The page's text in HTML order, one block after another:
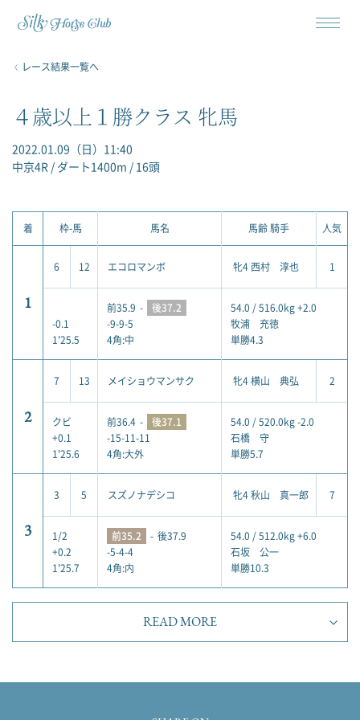
レース結果一覧へ
４歳以上１勝クラス 牝馬
2022.01.09（日）11:40
中京4R / ダート1400m / 16頭
着 枠-馬 馬名 馬齢 騎手 人気
1
6 12 エコロマンボ 牝4 西村 淳也 1
-0.1
1'25.5
前35.9 -
後37.2
-9-9-5
4角:中
54.0 / 516.0kg +2.0
牧浦 充徳
単勝4.3
2
7 13 メイショウマンサク 牝4 横山 典弘 2
クビ
+0.1
1'25.6
前36.4 -
後37.1
-15-11-11
4角:大外
54.0 / 520.0kg -2.0
石橋 守
単勝5.7
3
3 5 スズノナデシコ 牝4 秋山 真一郎 7
1/2
+0.2
1'25.7
前35.2 - 後37.9
-5-4-4
4角:内
54.0 / 512.0kg +6.0
石坂 公一
単勝10.3
READ MORE